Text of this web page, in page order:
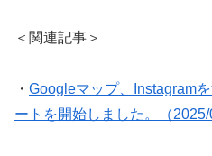
＜関連記事＞
・ Googleマップ、Instagram
ートを開始しました。（2025/